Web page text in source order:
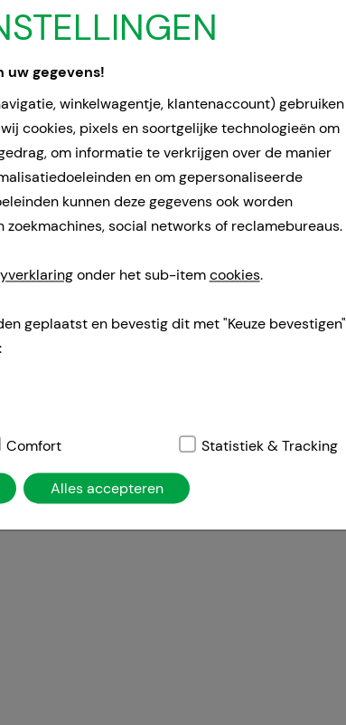
uw gegevens!
winkelwagentje, klantenaccount) gebruiken
cookies, pixels en soortgelijke technologieën om
om informatie te verkrijgen over de manier
en om gepersonaliseerde
kunnen deze gegevens ook worden
social networks of reclamebureaus.
onder het sub-itemcookies.
geplaatst en bevestig dit met "Keuze bevestigen"
zijn voor de basisfuncties van onze
daarom kunnen deze niet worden
Comfort Statistiek & Tracking
Alles accepteren
gereed voor verzending binnen 24-36 uur.